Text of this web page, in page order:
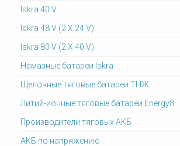
Iskra 40 V
Iskra 48 V (2 X 24 V)
Iskra 80 V (2 X 40 V)
Намазные батареи Iskra
Щелочные тяговые батареи ТНЖ
Литий-ионные тяговые батареи Energy8
Производители тяговых АКБ
АКБ по напряжению